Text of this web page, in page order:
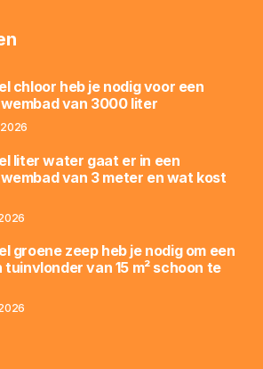
chloor heb je nodig voor een
van 3000 liter
liter water gaat er in een
van 3 meter en wat kost
groene zeep heb je nodig om een
tuinvlonder van 15 m² schoon te